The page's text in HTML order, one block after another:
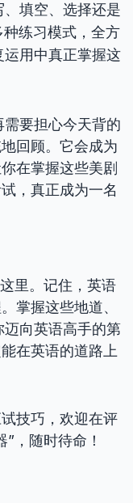
、填空、选择还是
练习模式，全方
用中真正掌握这
要担心今天背的
回顾。它会成为
在掌握这些美剧
，真正成为一名
里。记住，英语
掌握这些地道、
迈向英语高手的第
在英语的道路上
技巧，欢迎在评
，随时待命！